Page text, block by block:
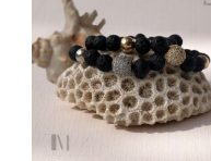
plus
ancien